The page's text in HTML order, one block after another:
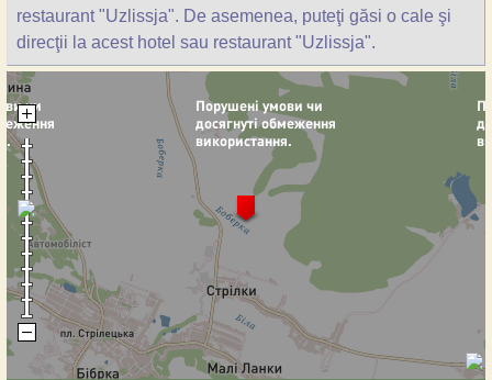
restaurant "Uzlissja". De asemenea, puteţi găsi o cale şi
direcţii la acest hotel sau restaurant "Uzlissja".